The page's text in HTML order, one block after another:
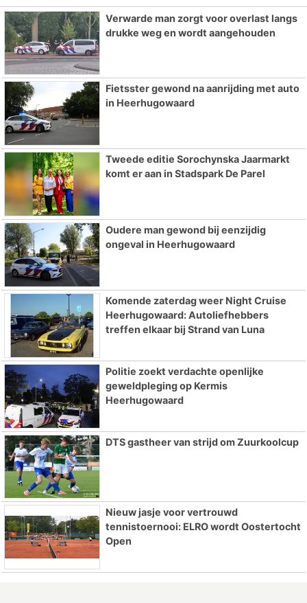
Verwarde man zorgt voor overlast langs
drukke weg en wordt aangehouden
Fietsster gewond na aanrijding met auto
in Heerhugowaard
Tweede editie Sorochynska Jaarmarkt
komt er aan in Stadspark De Parel
Oudere man gewond bij eenzijdig
ongeval in Heerhugowaard
Komende zaterdag weer Night Cruise
Heerhugowaard: Autoliefhebbers
treffen elkaar bij Strand van Luna
Politie zoekt verdachte openlijke
geweldpleging op Kermis
Heerhugowaard
DTS gastheer van strijd om Zuurkoolcup
Nieuw jasje voor vertrouwd
tennistoernooi: ELRO wordt Oostertocht
Open